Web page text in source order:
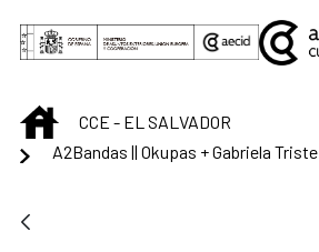
Skip to Main Content
INICIOCCE - EL SALVADOR
A2Bandas || Okupas + Gabriela Triste